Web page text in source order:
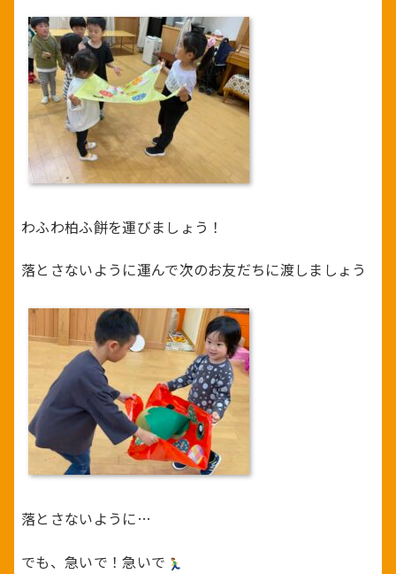
わふわ柏ふ餅を運びましょう！
落とさないように運んで次のお友だちに渡しましょう
落とさないように…
でも、急いで！急いで